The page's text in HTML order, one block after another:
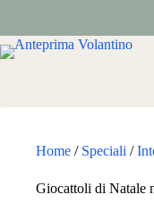
contenuto
Home / Speciali /
Giocattoli di Natale